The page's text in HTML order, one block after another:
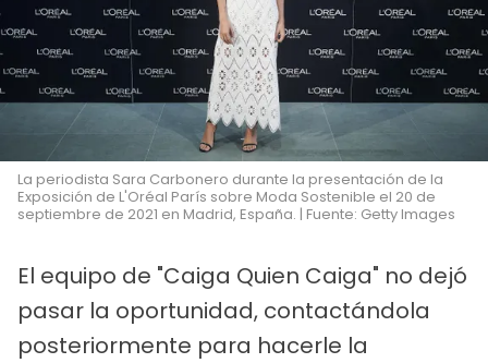
La periodista Sara Carbonero durante la presentación de la
Exposición de L'Oréal París sobre Moda Sostenible el 20 de
septiembre de 2021 en Madrid, España. | Fuente: Getty Images
El equipo de "Caiga Quien Caiga" no dejó
pasar la oportunidad, contactándola
posteriormente para hacerle la